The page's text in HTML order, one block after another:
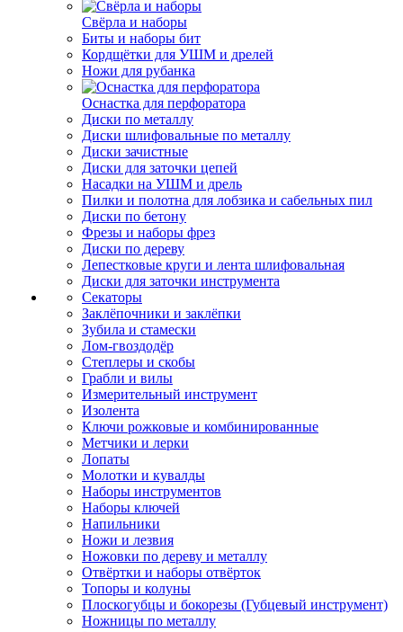
Свёрла и наборы
Биты и наборы бит
Кордщётки для УШМ и дрелей
Ножи для рубанка
Оснастка для перфоратора
Диски по металлу
Диски шлифовальные по металлу
Диски зачистные
Диски для заточки цепей
Насадки на УШМ и дрель
Пилки и полотна для лобзика и сабельных пил
Диски по бетону
Фрезы и наборы фрез
Диски по дереву
Лепестковые круги и лента шлифовальная
Диски для заточки инструмента
Секаторы
Заклёпочники и заклёпки
Зубила и стамески
Лом-гвоздодёр
Степлеры и скобы
Грабли и вилы
Измерительный инструмент
Изолента
Ключи рожковые и комбинированные
Метчики и лерки
Лопаты
Молотки и кувалды
Наборы инструментов
Наборы ключей
Напильники
Ножи и лезвия
Ножовки по дереву и металлу
Отвёртки и наборы отвёрток
Топоры и колуны
Плоскогубцы и бокорезы (Губцевый инструмент)
Ножницы по металлу